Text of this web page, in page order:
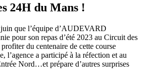
24H du Mans !
juin que l’équipe d’AUDEVARD
pour son repas d’été 2023 au Circuit des
du centenaire de cette course
l’agence a participé à la réfection et au
Nord…et prépare d’autres surprises